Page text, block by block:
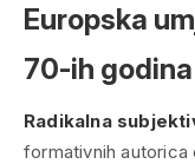
Europska
70-ih
Radikalna
formativnih